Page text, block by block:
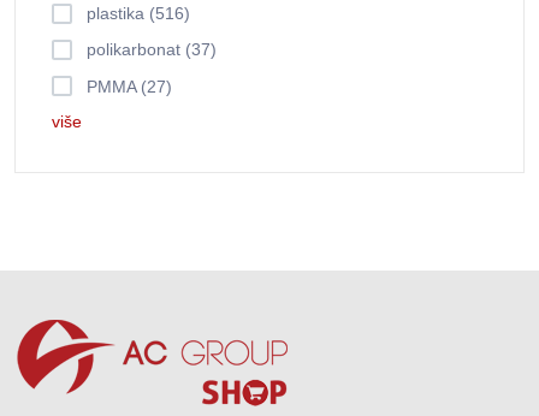
plastika (516)
polikarbonat (37)
PMMA (27)
više